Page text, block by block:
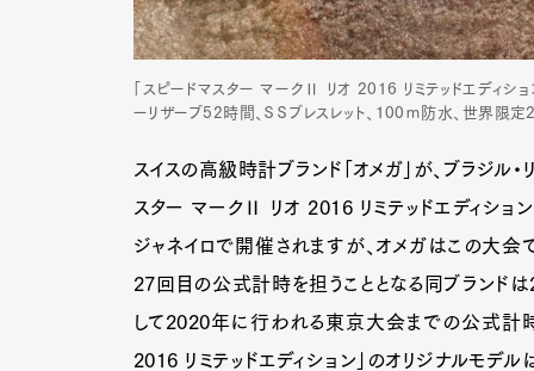
「スピードマスター マークⅡ リオ 2016 リミテッドエディシ
ーリザーブ52時間、ＳＳブレスレット、100ｍ防水、世界限
スイスの高級時計ブランド「オメガ」が、ブラジル
スター マークⅡ リオ 2016 リミテッドエディシ
ジャネイロで開催されますが、オメガはこの大
27回目の公式計時を担うこととなる同ブランド
して2020年に行われる東京大会までの公式計
2016 リミテッドエディション」のオリジナルモデ